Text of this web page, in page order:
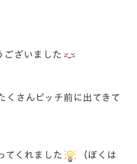
ございました
くさんピッチ前に出てきて
てくれました
（ぼくは